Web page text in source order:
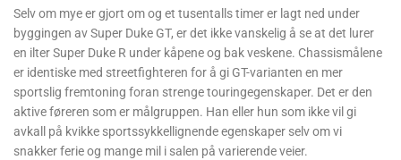
Selv om mye er gjort om og et tusentalls timer er lagt ned under
byggingen av Super Duke GT, er det ikke vanskelig å se at det lurer
en ilter Super Duke R under kåpene og bak veskene. Chassismålene
er identiske med streetfighteren for å gi GT-varianten en mer
sportslig fremtoning foran strenge touringegenskaper. Det er den
aktive føreren som er målgruppen. Han eller hun som ikke vil gi
avkall på kvikke sportssykkellignende egenskaper selv om vi
snakker ferie og mange mil i salen på varierende veier.